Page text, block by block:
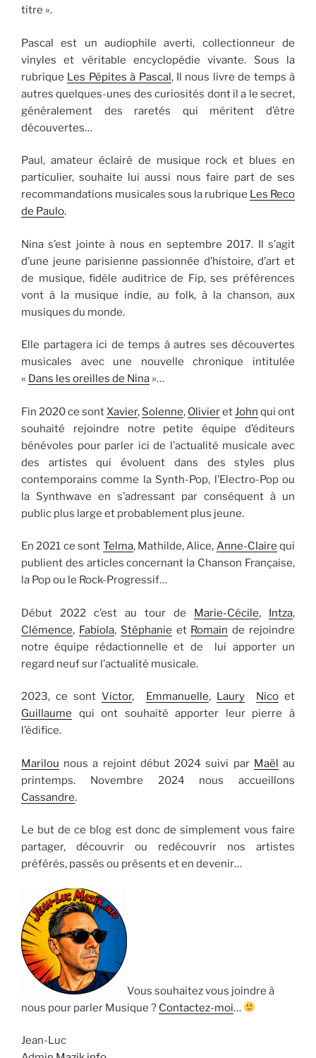
titre ».
Pascal est un audiophile averti, collectionneur de
vinyles et véritable encyclopédie vivante. Sous la
rubrique Les Pépites à Pascal, Il nous livre de temps à
autres quelques-unes des curiosités dont il a le secret,
généralement des raretés qui méritent d’être
découvertes…
Paul, amateur éclairé de musique rock et blues en
particulier, souhaite lui aussi nous faire part de ses
recommandations musicales sous la rubrique Les Reco
de Paulo.
Nina s’est jointe à nous en septembre 2017. Il s’agit
d’une jeune parisienne passionnée d’histoire, d’art et
de musique, fidèle auditrice de Fip, ses préférences
vont à la musique indie, au folk, à la chanson, aux
musiques du monde.
Elle partagera ici de temps à autres ses découvertes
musicales avec une nouvelle chronique intitulée
« Dans les oreilles de Nina »…
Fin 2020 ce sont Xavier, Solenne, Olivieret John qui ont
souhaité rejoindre notre petite équipe d’éditeurs
bénévoles pour parler ici de l’actualité musicale avec
des artistes qui évoluent dans des styles plus
contemporains comme la Synth-Pop, l’Electro-Pop ou
la Synthwave en s’adressant par conséquent à un
public plus large et probablement plus jeune.
En 2021 ce sont Telma, Mathilde, Alice, Anne-Claire qui
publient des articles concernant la Chanson Française,
la Pop ou le Rock-Progressif…
Début 2022 c’est au tour de Marie-Cécile, Intza,
Clémence, Fabiola, Stéphanie et Romain de rejoindre
notre équipe rédactionnelle et de lui apporter un
regard neuf sur l’actualité musicale.
2023, ce sontVictor, Emmanuelle, Laury Nicoet
Guillaume qui ont souhaité apporter leur pierre à
l’édifice.
Marilou nous a rejoint début 2024 suivi par Maël au
printemps. Novembre 2024 nous accueillons
Cassandre.
Le but de ce blog est donc de simplement vous faire
partager, découvrir ou redécouvrir nos artistes
préférés, passés ou présents et en devenir…
Vous souhaitez vous joindre à
nous pour parler Musique ? Contactez-moi…
Jean-Luc